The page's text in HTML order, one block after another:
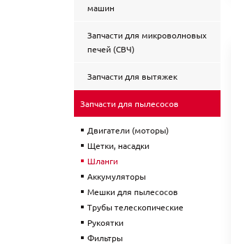
машин
Запчасти для микроволновых
печей (СВЧ)
Запчасти для вытяжек
Запчасти для пылесосов
Двигатели (моторы)
Щетки, насадки
Шланги
Аккумуляторы
Мешки для пылесосов
Трубы телескопические
Рукоятки
Фильтры